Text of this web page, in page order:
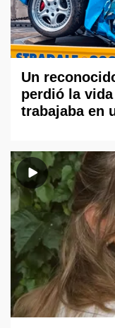
Un
perdió la
trabajaba en